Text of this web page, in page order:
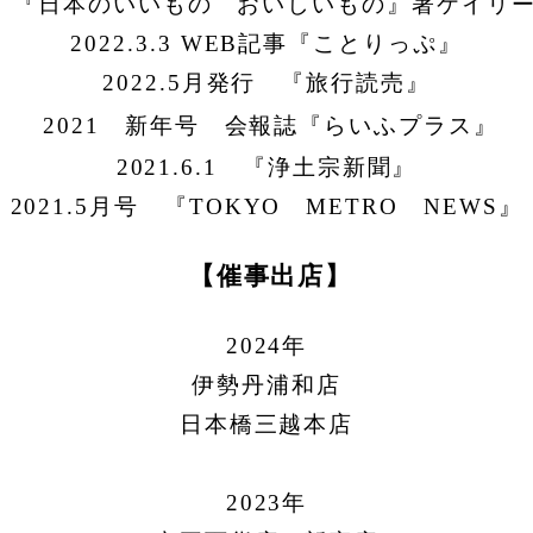
2022.3.3 WEB記事『ことりっぷ』
2022.5月発行 『旅行読売』
2021 新年号 会報誌『らいふプラス』
2021.6.1
『浄土宗新聞』
2021.5 月号 『TOKYO METRO NEWS 』
【催事出店】
2024年
伊勢丹浦和店
日本橋三越本店
2023年